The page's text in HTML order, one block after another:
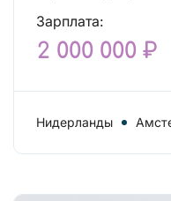
Зарплата:
2 000 000 ₽
Нидерланды